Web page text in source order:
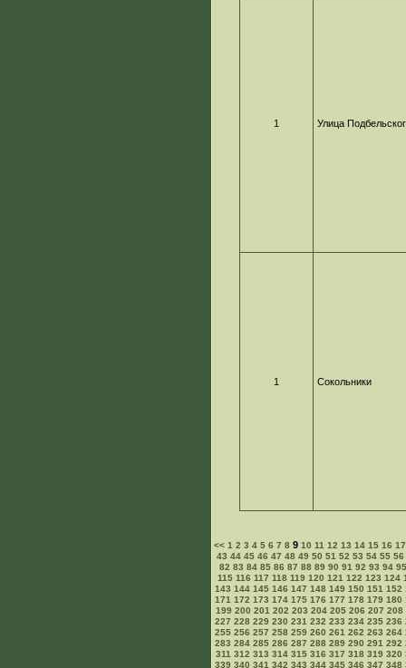
1 Улица
1 Сокольники
<<1 2 3 4 5 6 7 8 910 11 12 13 14 15 16 17
43 44 45 46 47 48 49 50 51 52 53 54 55 56
82 83 84 85 86 87 88 89 90 91 92 93 94 95
115 116 117 118 119 120 121 122 123 124
143 144 145 146 147 148 149 150 151 152
171 172 173 174 175 176 177 178 179 180
199 200 201 202 203 204 205 206 207 208
227 228 229 230 231 232 233 234 235 236
255 256 257 258 259 260 261 262 263 264
283 284 285 286 287 288 289 290 291 292
311 312 313 314 315 316 317 318 319 320
339 340 341 342 343 344 345 346 347 348